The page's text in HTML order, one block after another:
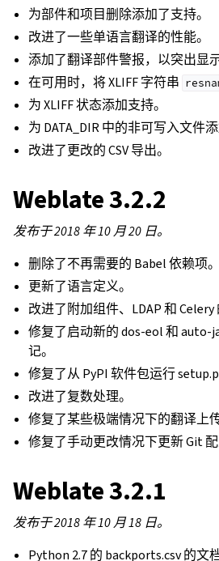
为部件和项目删除添加了支持。
改进了一些单语言翻译的性能。
添加了翻译部件警报，以突出显
在可用时，将 XLIFF 字符串
为 XLIFF 状态添加支持。
为 DATA_DIR 中的非可写入文件添
改进了更改的 CSV 导出。
Weblate 3.2.2
发布于 2018 年 10 月 20 日。
删除了不再需要的 Babel 依赖项。
更新了语言定义。
改进了附加组件、LDAP 和 Celery
修复了启动新的 dos-eol 和 auto-
记。
修复了从 PyPI 软件包运行
改进了复数处理。
修复了某些极端情况下的翻译上传
修复了手动更改情况下更新 Git 配
Weblate 3.2.1
发布于 2018 年 10 月 18 日。
Python 2.7 的 backports.csv 的文